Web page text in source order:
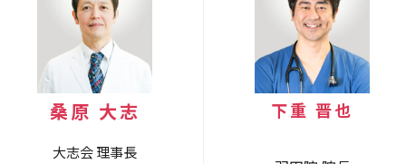
桑原 大志
大志会 理事長
下重 晋也